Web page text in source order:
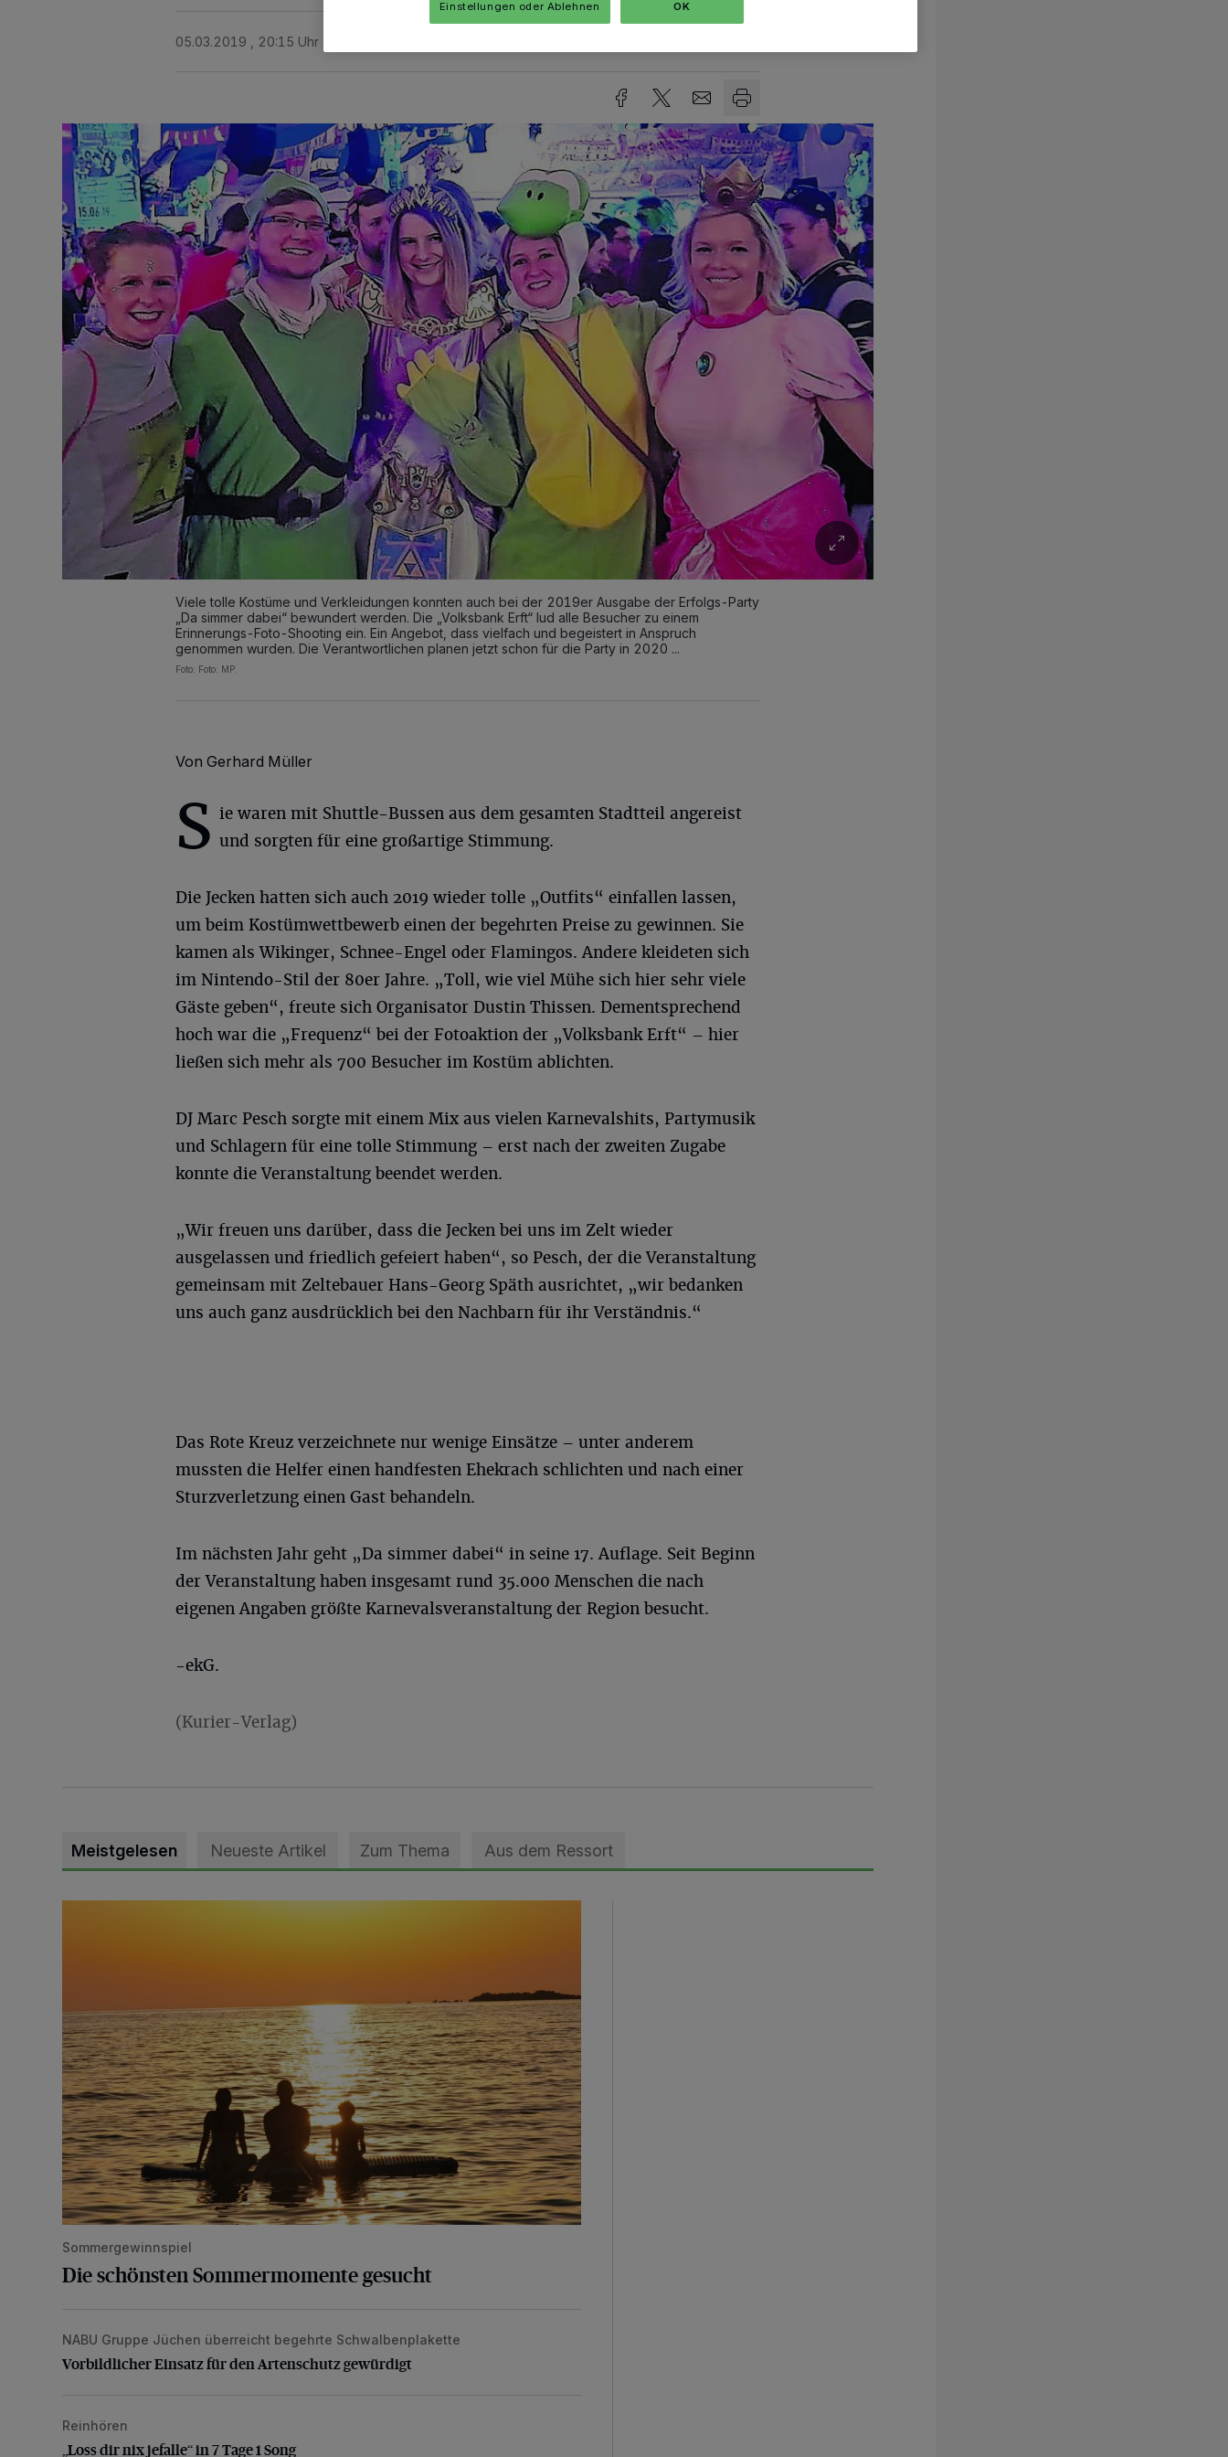
05.03.2019 , 20:15 Uhr
Viele tolle Kostüme und Verkleidungen konnten auch bei der 2019er Ausgabe der Erfolgs-Party
„Da simmer dabei“ bewundert werden. Die „Volksbank Erft“ lud alle Besucher zu einem
Erinnerungs-Foto-Shooting ein. Ein Angebot, dass vielfach und begeistert in Anspruch
genommen wurden. Die Verantwortlichen planen jetzt schon für die Party in 2020 ...
Foto: Foto: MP.
Von Gerhard Müller
S ie waren mit Shuttle-Bussen aus dem gesamten Stadtteil angereist
und sorgten für eine großartige Stimmung.
Die Jecken hatten sich auch 2019 wieder tolle „Outfits“ einfallen lassen,
um beim Kostümwettbewerb einen der begehrten Preise zu gewinnen. Sie
kamen als Wikinger, Schnee-Engel oder Flamingos. Andere kleideten sich
im Nintendo-Stil der 80er Jahre. „Toll, wie viel Mühe sich hier sehr viele
Gäste geben“, freute sich Organisator Dustin Thissen. Dementsprechend
hoch war die „Frequenz“ bei der Fotoaktion der „Volksbank Erft“ – hier
ließen sich mehr als 700 Besucher im Kostüm ablichten.
DJ Marc Pesch sorgte mit einem Mix aus vielen Karnevalshits, Partymusik
und Schlagern für eine tolle Stimmung – erst nach der zweiten Zugabe
konnte die Veranstaltung beendet werden.
„Wir freuen uns darüber, dass die Jecken bei uns im Zelt wieder
ausgelassen und friedlich gefeiert haben“, so Pesch, der die Veranstaltung
gemeinsam mit Zeltebauer Hans-Georg Späth ausrichtet, „wir bedanken
uns auch ganz ausdrücklich bei den Nachbarn für ihr Verständnis.“
Das Rote Kreuz verzeichnete nur wenige Einsätze – unter anderem
mussten die Helfer einen handfesten Ehekrach schlichten und nach einer
Sturzverletzung einen Gast behandeln.
Im nächsten Jahr geht „Da simmer dabei“ in seine 17. Auflage. Seit Beginn
der Veranstaltung haben insgesamt rund 35.000 Menschen die nach
eigenen Angaben größte Karnevalsveranstaltung der Region besucht.
-ekG.
(Kurier-Verlag)
Meistgelesen Neueste Artikel Zum Thema Aus dem Ressort
Sommergewinnspiel
Die schönsten Sommermomente gesucht
Vorbildlicher Einsatz für den Artenschutz gewürdigt
NABU Gruppe Jüchen überreicht begehrte Schwalbenplakette
Vorbildlicher Einsatz für den Artenschutz gewürdigt
„Loss dir nix jefalle“ in 7 Tage 1 Song
Reinhören
„Loss dir nix jefalle“ in 7 Tage 1 Song
Einstellungen oder Ablehnen OK